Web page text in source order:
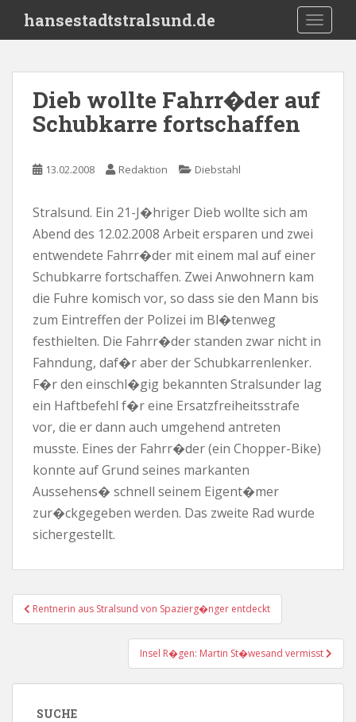
i
hansestadtstralsund.de
Dieb wollte Fahrr�der auf
Schubkarre fortschaffen
13.02.2008 Redaktion Diebstahl
Stralsund. Ein 21-J�hriger Dieb wollte sich am
Abend des 12.02.2008 Arbeit ersparen und zwei
entwendete Fahrr�der mit einem mal auf einer
Schubkarre fortschaffen. Zwei Anwohnern kam
die Fuhre komisch vor, so dass sie den Mann bis
zum Eintreffen der Polizei im Bl�tenweg
festhielten. Die Fahrr�der standen zwar nicht in
Fahndung, daf�r aber der Schubkarrenlenker.
F�r den einschl�gig bekannten Stralsunder lag
ein Haftbefehl f�r eine Ersatzfreiheitsstrafe
vor, die er dann auch umgehend antreten
musste. Eines der Fahrr�der (ein Chopper-Bike)
konnte auf Grund seines markanten
Aussehens� schnell seinem Eigent�mer
zur�ckgegeben werden. Das zweite Rad wurde
sichergestellt.
Beitragsnavigation
Rentnerin aus Stralsund von Spazierg�nger entdeckt
Insel R�gen: Martin St�wesand vermisst
SUCHE